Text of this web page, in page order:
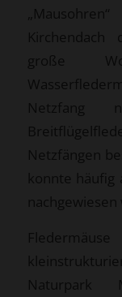
große
Netzfang
Netzfängen
konnte häufig
Naturpark